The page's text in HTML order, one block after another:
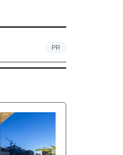
PR